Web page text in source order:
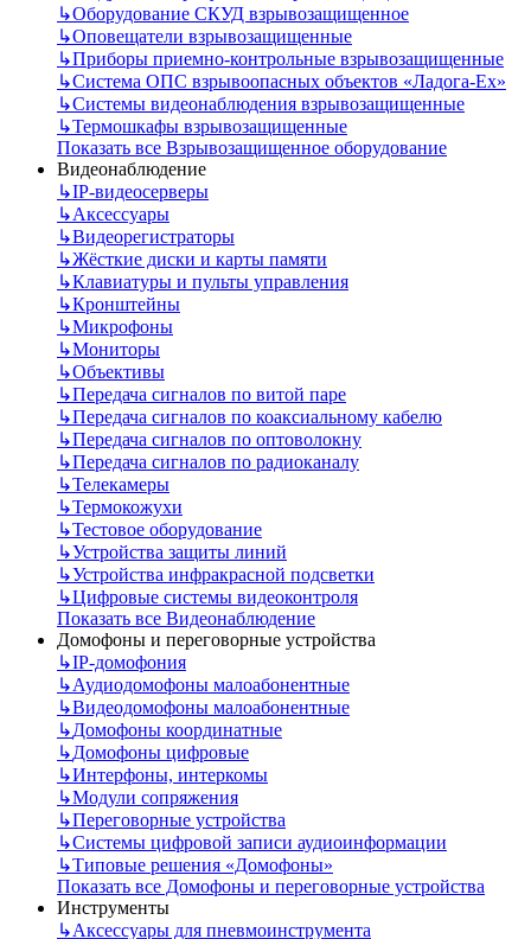
↳Оборудование СКУД взрывозащищенное
↳Оповещатели взрывозащищенные
↳Приборы приемно-контрольные взрывозащищенные
↳Система ОПС взрывоопасных объектов «Ладога-Ex»
↳Системы видеонаблюдения взрывозащищенные
↳Термошкафы взрывозащищенные
Показать все Взрывозащищенное оборудование
Видеонаблюдение
↳IP-видеосерверы
↳Аксессуары
↳Видеорегистраторы
↳Жёсткие диски и карты памяти
↳Клавиатуры и пульты управления
↳Кронштейны
↳Микрофоны
↳Мониторы
↳Объективы
↳Передача сигналов по витой паре
↳Передача сигналов по коаксиальному кабелю
↳Передача сигналов по оптоволокну
↳Передача сигналов по радиоканалу
↳Телекамеры
↳Термокожухи
↳Тестовое оборудование
↳Устройства защиты линий
↳Устройства инфракрасной подсветки
↳Цифровые системы видеоконтроля
Показать все Видеонаблюдение
Домофоны и переговорные устройства
↳IP-домофония
↳Аудиодомофоны малоабонентные
↳Видеодомофоны малоабонентные
↳Домофоны координатные
↳Домофоны цифровые
↳Интерфоны, интеркомы
↳Модули сопряжения
↳Переговорные устройства
↳Системы цифровой записи аудиоинформации
↳Типовые решения «Домофоны»
Показать все Домофоны и переговорные устройства
Инструменты
↳Аксессуары для пневмоинструмента